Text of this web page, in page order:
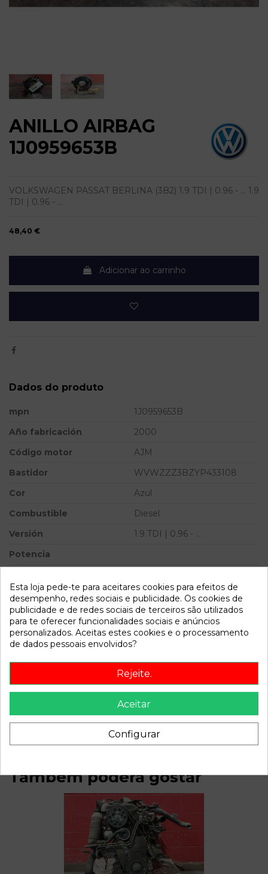
ANILLO AIRBAG
1J0959653B
VOLKSWAGEN PASSAT BERLINA (3B2) 1.9 TDI | 0.96 - ... 1.9
TDI | 0.96 - ...
48,40 €
Adicionar ao carrinho
Dados do produto
mpn
1J0959653B
Año fabricación
2000
Código motor
AJM
Bastidor
WVWZZZ3BZYP433108
Cor
Azul
Combustible
Diesel
Versión
1.9 TDI | 0.96 - ...
Potencia
TDI | 0.96 - ...
Referência 800653
Disponível a partir de: 2022-04-06
Recambio de anillo airbag para volkswagen passat berlina
(3b2) 1.9 tdi | 0.96 - ... 1.9 tdi | 0.96 - ... referencia OEM IAM
1J0959653B
Também poderá gostar
Esta loja pede-te para aceitares cookies para efeitos de
desempenho, redes sociais e publicidade. Os cookies de
publicidade e de redes sociais de terceiros são utilizados
para te oferecer funcionalidades sociais e anúncios
personalizados. Aceitas estes cookies e o processamento
de dados pessoais envolvidos?
Rejeite.
Aceitar
Configurar